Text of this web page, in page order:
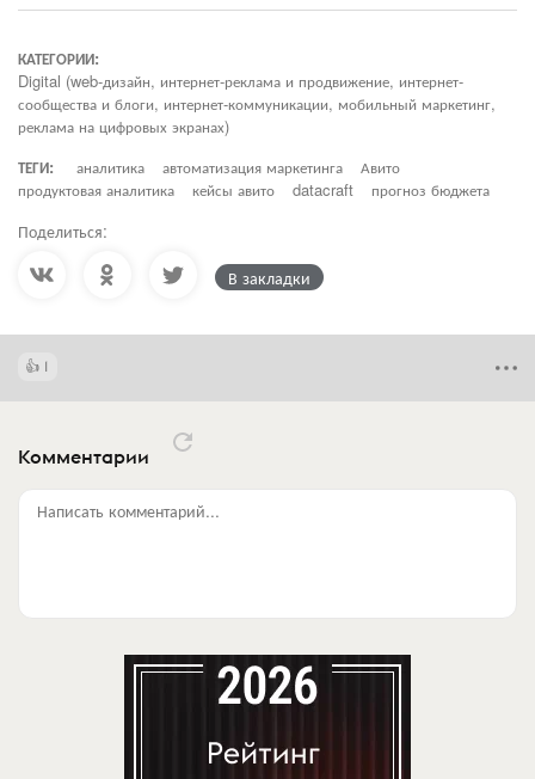
КАТЕГОРИИ:
Digital (web-дизайн, интернет-реклама и продвижение, интернет-
сообщества и блоги, интернет-коммуникации, мобильный маркетинг,
реклама на цифровых экранах)
ТЕГИ:
аналитика автоматизация маркетинга
Авито
продуктовая аналитика
кейсы авито datacraft прогноз бюджета
Поделиться:
В закладки
1
Комментарии
Написать комментарий...